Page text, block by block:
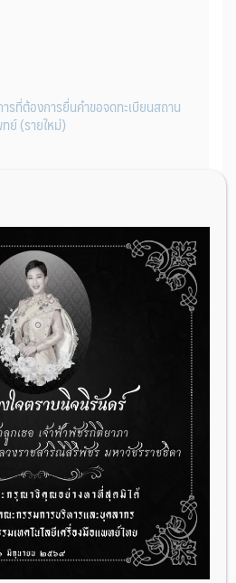
รที่ต้องการยื่นคำขอจดทะเบียนสถาน
ย์ (รายใหม่)
ที่ต้องการขึ้นทะเบียนเครื่องมือแพทย์
รับฟังความคิดเห็นหลักการยกร่าง
บบกลางทางกฎหมาย
ใดที่ได้รับการยกเว้นไม่ต้องขออนุญาต